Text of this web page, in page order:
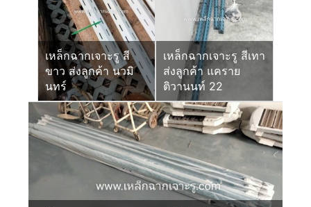
เหล็กฉากเจาะรู สี
ขาว ส่งลูกค้า นวมิ
นทร์
เหล็กฉากเจาะรู สีเทา
ส่งลูกค้า แคราย
ติวานนท์ 22